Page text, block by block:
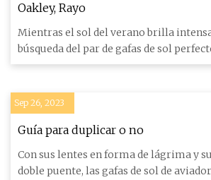
Oakley, Rayo
Mientras el sol del verano brilla
búsqueda del par de gafas de sol
una parte
Sep 26, 2023
Guía para duplicar o no
Con sus lentes en forma de lágrima y
doble puente, las gafas de sol de